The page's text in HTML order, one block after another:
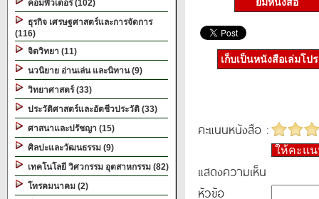
คอมพิวเตอร์ (102)
ธุรกิจ เศรษฐศาสตร์และการจัดการ
(116)
จิตวิทยา (11)
นวนิยาย อ่านเล่น และนิทาน (9)
วิทยาศาสตร์ (33)
ประวัติศาสตร์และอัตชีวประวัติ (33)
ศาสนาและปรัชญา (15)
ศิลปะและวัฒนธรรม (9)
เทคโนโลยี วิศวกรรม อุตสาหกรรม (82)
โทรคมนาคม (2)
ยืมหนังสือ
เก็บเป็นหนังสือเล่มโป
คะแนนหนังสือ :
ให้คะแ
แสดงความเห็น
หัวข้อ